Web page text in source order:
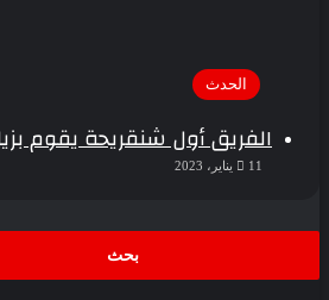
الحدث
الفريق أول شنقريحة يقوم
11 يناير، 2023